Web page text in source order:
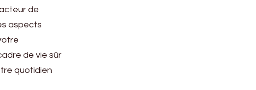
de
aspects
de vie sûr
quotidien